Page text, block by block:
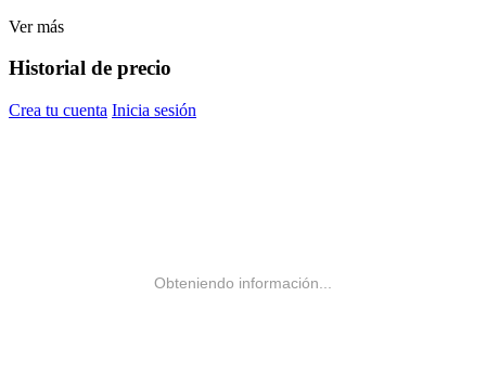
Ver más
Historial de precio
Crea tu cuenta Inicia sesión
Obteniendo información...